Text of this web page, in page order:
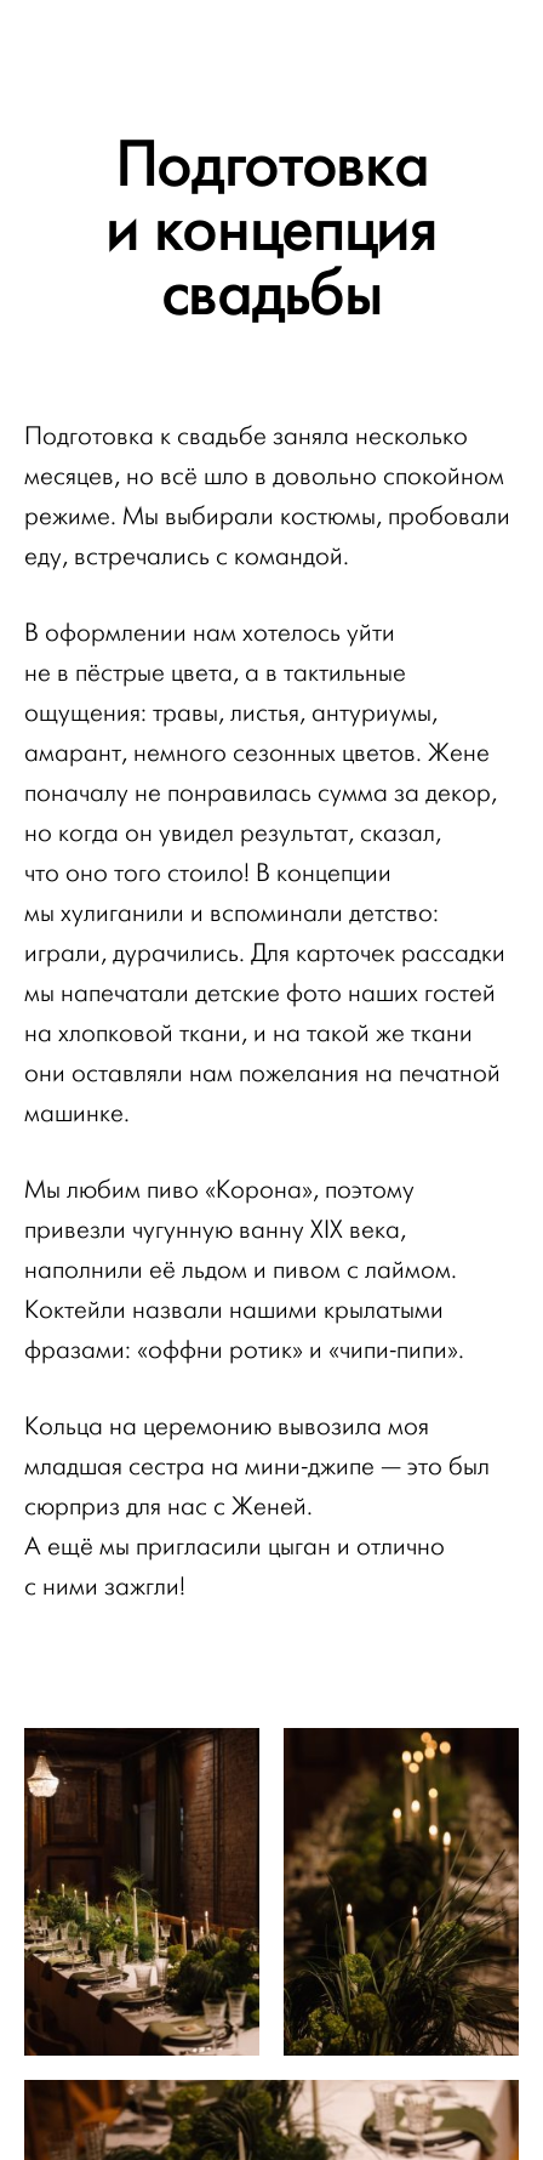
Подготовка
и концепция
свадьбы
Подготовка к свадьбе заняла несколько
месяцев, но всё шло в довольно спокойном
режиме. Мы выбирали костюмы, пробовали
еду, встречались с командой.
В оформлении нам хотелось уйти
не в пёстрые цвета, а в тактильные
ощущения: травы, листья, антуриумы,
амарант, немного сезонных цветов. Жене
поначалу не понравилась сумма за декор,
но когда он увидел результат, сказал,
что оно того стоило! В концепции
мы хулиганили и вспоминали детство:
играли, дурачились. Для карточек рассадки
мы напечатали детские фото наших гостей
на хлопковой ткани, и на такой же ткани
они оставляли нам пожелания на печатной
машинке.
Мы любим пиво «Корона», поэтому
привезли чугунную ванну XIX века,
наполнили её льдом и пивом с лаймом.
Коктейли назвали нашими крылатыми
фразами: «оффни ротик» и «чипи-пипи».
Кольца на церемонию вывозила моя
младшая сестра на мини-джипе — это был
сюрприз для нас с Женей.
А ещё мы пригласили цыган и отлично
с ними зажгли!